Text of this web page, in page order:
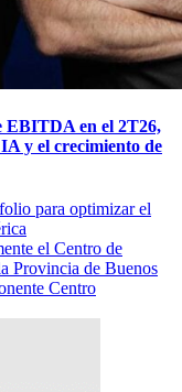
EBITDA en el 2T26,
y el crecimiento de
para optimizar el
el Centro de
Provincia de Buenos
Centro